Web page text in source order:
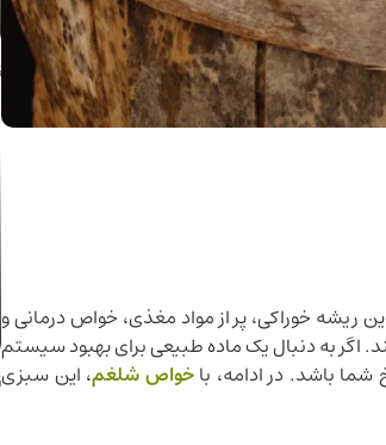
ریشه خوراکی، پر از مواد مغذی، خواص درمانی و
اگر به دنبال یک ماده طبیعی برای بهبود سیستم
باشد. در ادامه، باخواص شلغم، این سبزی